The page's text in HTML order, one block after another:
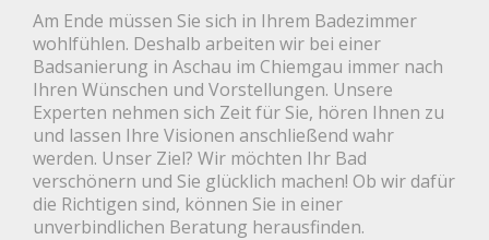
Am Ende müssen Sie sich in Ihrem Badezimmer
wohlfühlen. Deshalb arbeiten wir bei einer
Badsanierung in Aschau im Chiemgau immer nach
Ihren Wünschen und Vorstellungen. Unsere
Experten nehmen sich Zeit für Sie, hören Ihnen zu
und lassen Ihre Visionen anschließend wahr
werden. Unser Ziel? Wir möchten Ihr Bad
verschönern und Sie glücklich machen! Ob wir dafür
die Richtigen sind, können Sie in einer
unverbindlichen Beratung herausfinden.